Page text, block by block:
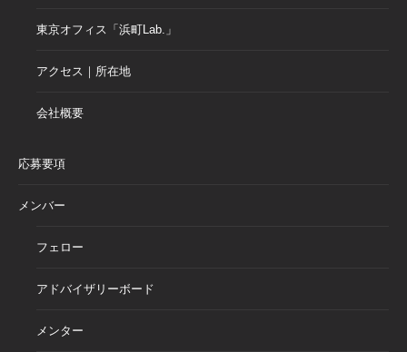
東京オフィス「浜町Lab.」
アクセス｜所在地
会社概要
応募要項
メンバー
フェロー
アドバイザリーボード
メンター